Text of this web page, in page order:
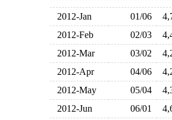
2012-Jan 01/06
2012-Feb
02/03
2012-Mar
03/02
2012-Apr
04/06
2012-May
05/04
2012-Jun
06/01